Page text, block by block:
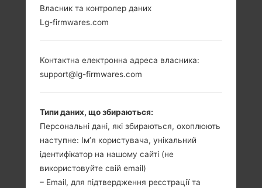
співвідношення
екрану до тіла)
пікселів на дюйм)
Qualcomm
Власник та контролер даних
Lg-firmwares.com
Контактна електронна адреса власника:
support@lg-firmwares.com
Типи даних, що збираються:
Персональні дані, які збираються, охоплюють
наступне: Ім’я користувача, унікальний
ідентифікатор на нашому сайті (не
використовуйте свій email)
– Email, для підтвердження реєстрації та